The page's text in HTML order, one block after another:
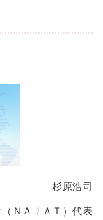
杉原浩司
ＮＡＪＡＴ）代表